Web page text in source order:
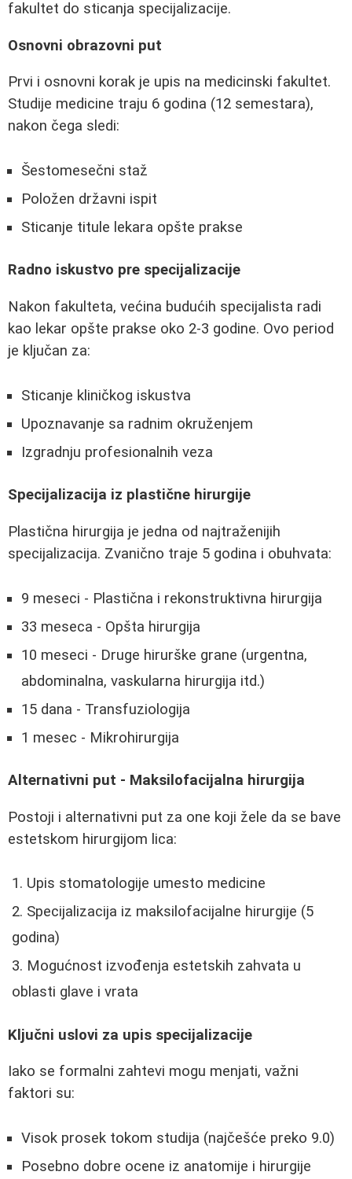
fakultet do sticanja specijalizacije.
Osnovni obrazovni put
Prvi i osnovni korak je upis na medicinski fakultet.
Studije medicine traju 6 godina (12 semestara),
nakon čega sledi:
Šestomesečni staž
Položen državni ispit
Sticanje titule lekara opšte prakse
Radno iskustvo pre specijalizacije
Nakon fakulteta, većina budućih specijalista radi
kao lekar opšte prakse oko 2-3 godine. Ovo period
je ključan za:
Sticanje kliničkog iskustva
Upoznavanje sa radnim okruženjem
Izgradnju profesionalnih veza
Specijalizacija iz plastične hirurgije
Plastična hirurgija je jedna od najtraženijih
specijalizacija. Zvanično traje 5 godina i obuhvata:
9 meseci - Plastična i rekonstruktivna hirurgija
33 meseca - Opšta hirurgija
10 meseci - Druge hirurške grane (urgentna,
abdominalna, vaskularna hirurgija itd.)
15 dana - Transfuziologija
1 mesec - Mikrohirurgija
Alternativni put - Maksilofacijalna hirurgija
Postoji i alternativni put za one koji žele da se bave
estetskom hirurgijom lica:
Upis stomatologije umesto medicine
Specijalizacija iz maksilofacijalne hirurgije (5
godina)
Mogućnost izvođenja estetskih zahvata u
oblasti glave i vrata
Ključni uslovi za upis specijalizacije
Iako se formalni zahtevi mogu menjati, važni
faktori su:
Visok prosek tokom studija (najčešće preko 9.0)
Posebno dobre ocene iz anatomije i hirurgije